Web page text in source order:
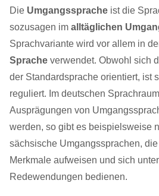
Die Umgangssprache ist die
sozusagen im alltäglichen
Sprachvariante wird vor allem in
Sprache verwendet. Obwohl sich
der Standardsprache orientiert, ist
reguliert. Im deutschen
Ausprägungen von
werden, so gibt es beispielsweise
sächsische Umgangssprachen,
Merkmale aufweisen und sich
Redewendungen bedienen.